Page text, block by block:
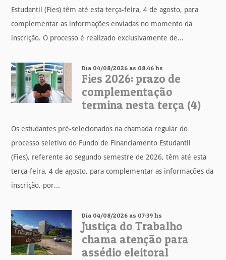
Estudantil (Fies) têm até esta terça-feira, 4 de agosto, para
complementar as informações enviadas no momento da
inscrição. O processo é realizado exclusivamente de...
Dia 04/08/2026 as 08:46 hs
Fies 2026: prazo de
complementação
termina nesta terça (4)
Os estudantes pré-selecionados na chamada regular do
processo seletivo do Fundo de Financiamento Estudantil
(Fies), referente ao segundo semestre de 2026, têm até esta
terça-feira, 4 de agosto, para complementar as informações da
inscrição, por...
Dia 04/08/2026 as 07:39 hs
Justiça do Trabalho
chama atenção para
assédio eleitoral